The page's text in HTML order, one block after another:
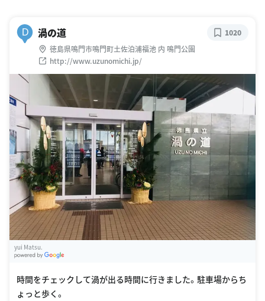
D 渦の道
徳島県鳴門市鳴門町土佐泊浦福池 内 鳴門公園
http://www.uzunomichi.jp/
1020
yui Matsu.
時間をチェックして渦が出る時間に行きました。駐車場からち
ょっと歩く。